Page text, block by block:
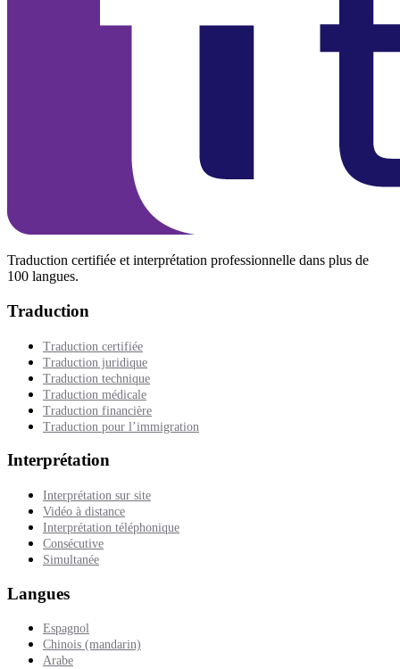
Traduction certifiée et interprétation professionnelle dans plus de
100 langues.
Traduction
Traduction certifiée
Traduction juridique
Traduction technique
Traduction médicale
Traduction financière
Traduction pour l’immigration
Interprétation
Interprétation sur site
Vidéo à distance
Interprétation téléphonique
Consécutive
Simultanée
Langues
Espagnol
Chinois (mandarin)
Arabe